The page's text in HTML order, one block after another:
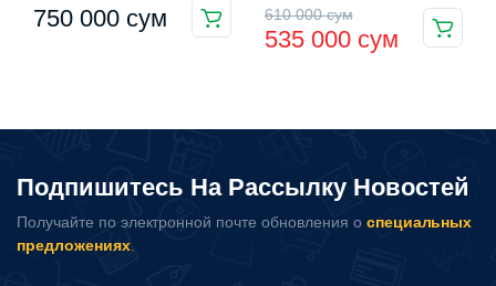
750 000 сум
610 000сум
Первоначальная
цена
610
535 000 сум
Текущая
цена:
000 сум.
Подпишитесь На Рассылку Новостей
Получайте по электронной почте обновления о специальных
предложениях.